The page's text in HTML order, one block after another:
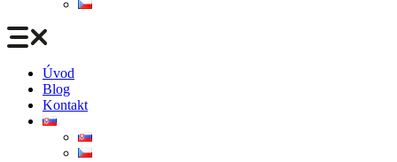
Úvod
Blog
Kontakt